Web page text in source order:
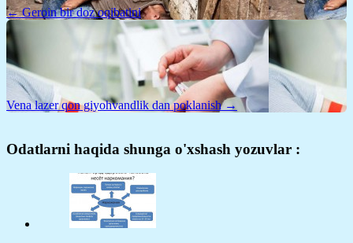
← Geroin bir doz oqibatini
Vena lazer qon giyohvandlik dan poklanish →
Odatlarni haqida shunga o'xshash yozuvlar :